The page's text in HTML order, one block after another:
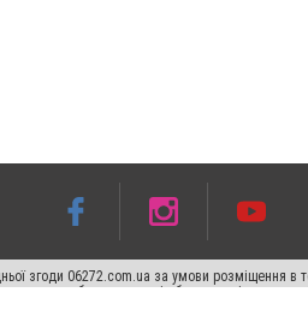
згоди 06272.com.ua за умови розміщення
другого абзацу в тексті або в якості